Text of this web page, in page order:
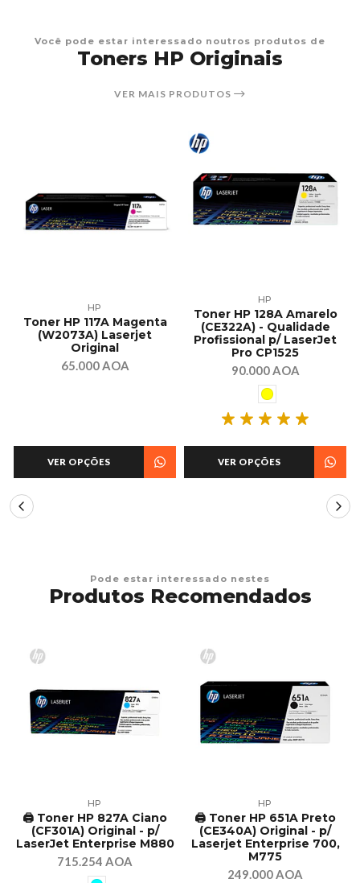
Você pode estar interessado noutros produtos de
Toners HP Originais
VER MAIS PRODUTOS
HP
Toner HP 117A Magenta
(W2073A) Laserjet
Original
65.000 AOA
VER OPÇÕES
HP
Toner HP 128A Amarelo
(CE322A) - Qualidade
Profissional p/ LaserJet
Pro CP1525
90.000 AOA
VER OPÇÕES
Pode estar interessado nestes
Produtos Recomendados
HP
🖨️ Toner HP 827A Ciano
(CF301A) Original - p/
LaserJet Enterprise M880
715.254 AOA
HP
🖨️ Toner HP 651A Preto
(CE340A) Original - p/
Laserjet Enterprise 700,
M775
249.000 AOA